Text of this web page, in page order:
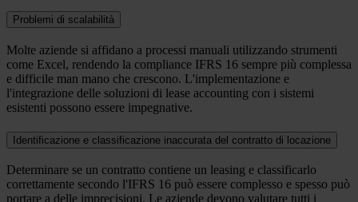
Problemi di scalabilità
Molte aziende si affidano a processi manuali utilizzando strumenti
come Excel, rendendo la compliance IFRS 16 sempre più complessa
e difficile man mano che crescono. L'implementazione e
l'integrazione delle soluzioni di lease accounting con i sistemi
esistenti possono essere impegnative.
Identificazione e classificazione inaccurata del contratto di locazione
Determinare se un contratto contiene un leasing e classificarlo
correttamente secondo l'IFRS 16 può essere complesso e spesso può
portare a delle imprecisioni. Le aziende devono valutare tutti i